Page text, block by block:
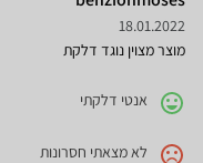
18.01.2022
מוצר מצוין נוגד דלקת
אנטי דלקתי
לא מצאתי חסרונות